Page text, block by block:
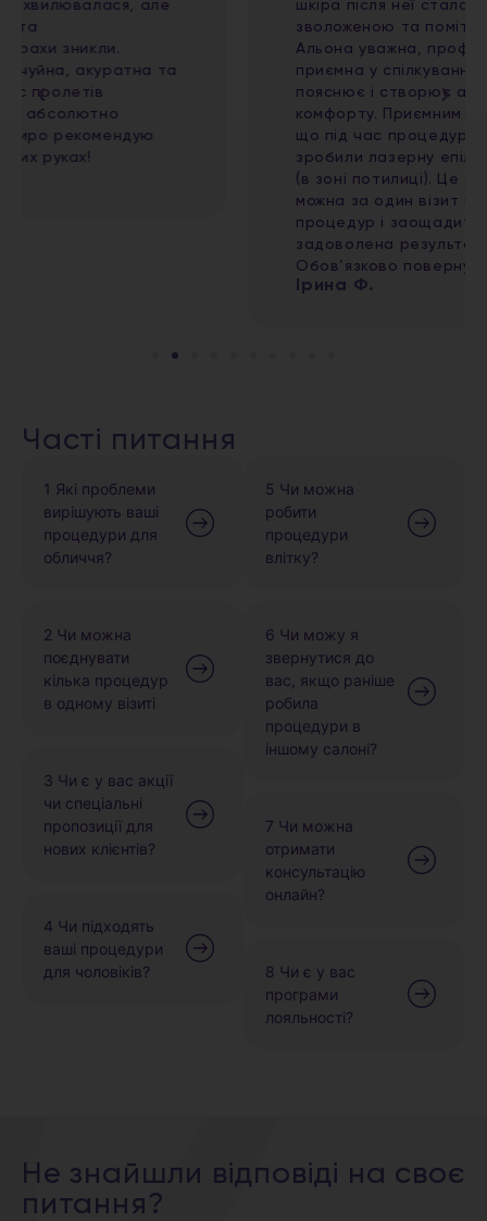
шкіра після неї стала чистою, свіжою,
зволоженою та помітно більш доглянутою.
Альона уважна, професійна та дуже
приємна у спілкуванні, все детально
пояснює і створює атмосферу повного
комфорту. Приємним бонусом стало те,
що під час процедури мені одночасно
зробили лазерну епіляцію волосся на шиї
(в зоні потилиці). Це дуже зручно, адже
можна за один візит поєднати кілька
процедур і заощадити час. Дуже
задоволена результатом і сервісом!
Обов’язково повернуся ще
Часті питання
1 Які проблеми
вирішують ваші
процедури для
обличчя?
2 Чи можна
поєднувати
кілька процедур
в одному візиті
3 Чи є у вас акції
чи спеціальні
пропозиції для
нових клієнтів?
4 Чи підходять
ваші процедури
для чоловіків?
5 Чи можна
робити
процедури
влітку?
6 Чи можу я
звернутися до
вас, якщо раніше
робила
процедури в
іншому салоні?
7 Чи можна
отримати
консультацію
онлайн?
8 Чи є у вас
програми
лояльності?
Не знайшли відповіді на своє
питання?